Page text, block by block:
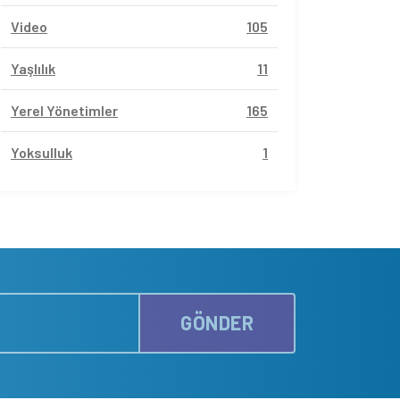
Video 105
Yaşlılık 11
Yerel Yönetimler 165
Yoksulluk 1
GÖNDER